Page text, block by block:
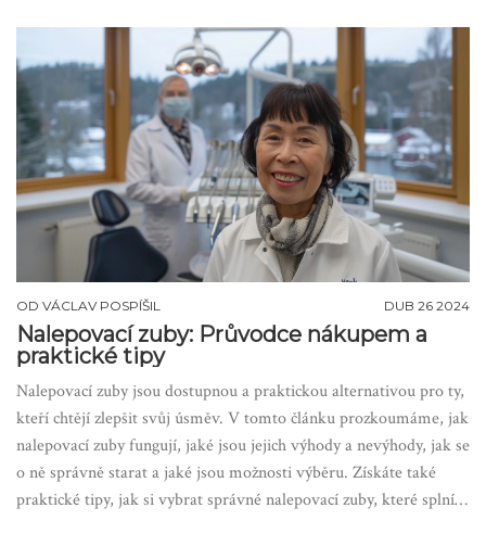
jak správně aplikovat bělící gel a jak se vyvarovat běžným
chybám během bělení zubů.
OD VÁCLAV POSPÍŠIL DUB 26 2024
Nalepovací zuby: Průvodce nákupem a
praktické tipy
Nalepovací zuby jsou dostupnou a praktickou alternativou pro ty,
kteří chtějí zlepšit svůj úsměv. V tomto článku prozkoumáme, jak
nalepovací zuby fungují, jaké jsou jejich výhody a nevýhody, jak se
o ně správně starat a jaké jsou možnosti výběru. Získáte také
praktické tipy, jak si vybrat správné nalepovací zuby, které splní